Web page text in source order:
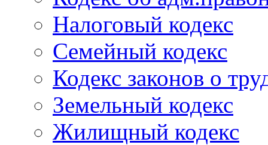
Налоговый кодекс
Семейный кодекс
Кодекс законов о
Земельный кодекс
Жилищный кодекс